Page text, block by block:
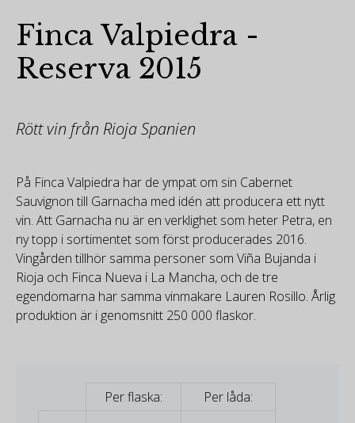
Finca Valpiedra -
Reserva 2015
Rött vin från Rioja Spanien
På Finca Valpiedra har de ympat om sin Cabernet
Sauvignon till Garnacha med idén att producera ett nytt
vin. Att Garnacha nu är en verklighet som heter Petra, en
ny topp i sortimentet som först producerades 2016.
Vingården tillhör samma personer som Viña Bujanda i
Rioja och Finca Nueva i La Mancha, och de tre
egendomarna har samma vinmakare Lauren Rosillo. Årlig
produktion är i genomsnitt 250 000 flaskor.
Per flaska: Per låda: